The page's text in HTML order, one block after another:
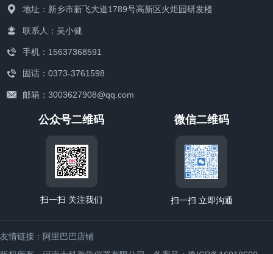
地址：新乡市新飞大道1789号高新区火炬园研发楼
联系人：吴小健
手机：15637368591
固话：0373-3761598
邮箱：3003627908@qq.com
公众号二维码
扫一扫 关注我们
微信二维码
扫一扫 立即沟通
友情链接： 阿里巴巴店铺